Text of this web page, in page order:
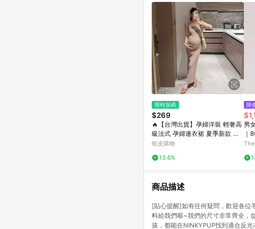
限時加碼
$269
🔥【台灣出貨】孕婦洋裝 輕奢高
級法式 孕婦連衣裙 夏季新款 氣
質 修身 潮媽遮肉 精緻針織長裙
蝦皮購物
13.6%
降
男
｜
商品描述
[貼心提醒]如有任何疑問，歡迎各位
料給我們喔~我們的尺寸非常齊全，
孩，都能在NINKYPUP找到適合反